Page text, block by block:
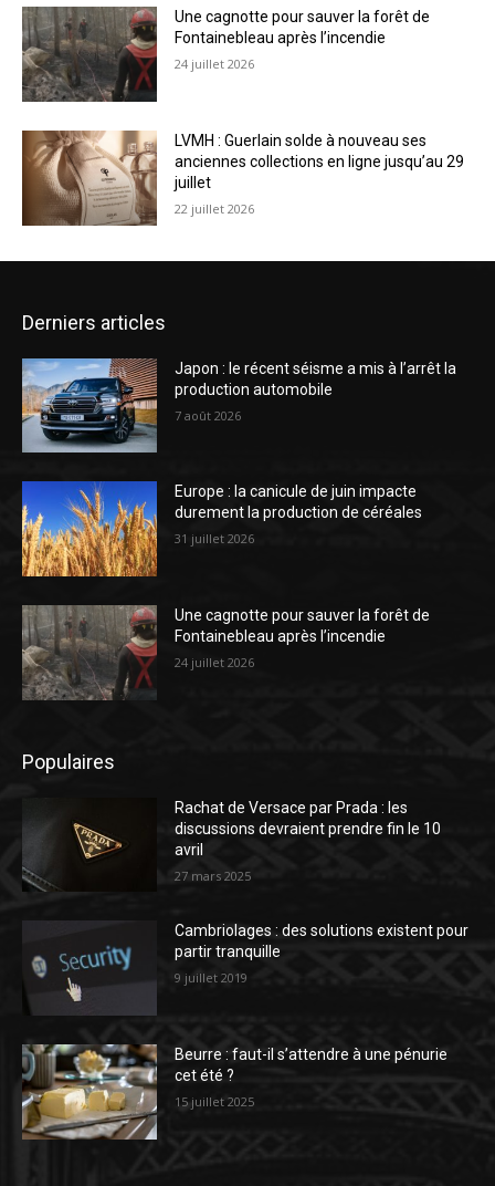
Une cagnotte pour sauver la forêt de
Fontainebleau après l’incendie
24 juillet 2026
LVMH : Guerlain solde à nouveau ses
anciennes collections en ligne jusqu’au 29
juillet
22 juillet 2026
Derniers articles
Japon : le récent séisme a mis à l’arrêt la
production automobile
7 août 2026
Europe : la canicule de juin impacte
durement la production de céréales
31 juillet 2026
Une cagnotte pour sauver la forêt de
Fontainebleau après l’incendie
24 juillet 2026
Populaires
Rachat de Versace par Prada : les
discussions devraient prendre fin le 10
avril
27 mars 2025
Cambriolages : des solutions existent pour
partir tranquille
9 juillet 2019
Beurre : faut-il s’attendre à une pénurie
cet été ?
15 juillet 2025